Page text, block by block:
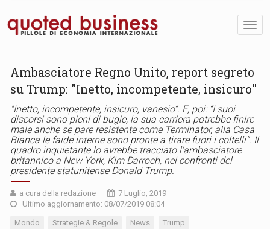
Ambasciatore Regno Unito, report segreto
su Trump: "Inetto, incompetente, insicuro"
"Inetto, incompetente, insicuro, vanesio”. E, poi: “I suoi
discorsi sono pieni di bugie, la sua carriera potrebbe finire
male anche se pare resistente come Terminator, alla Casa
Bianca le faide interne sono pronte a tirare fuori i coltelli". Il
quadro inquietante lo avrebbe tracciato l'ambasciatore
britannico a New York, Kim Darroch, nei confronti del
presidente statunitense Donald Trump.
a cura della redazione
7 Luglio, 2019
Ultimo aggiornamento: 08/07/2019 08:04
Mondo Strategie & Regole News Trump